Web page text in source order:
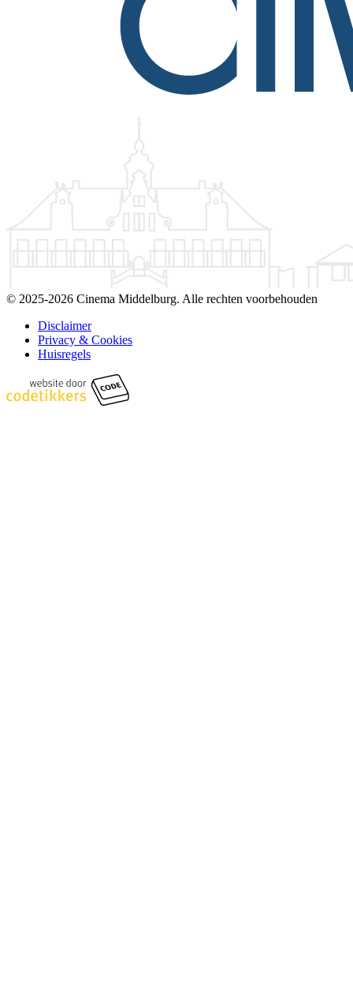
© 2025-2026 Cinema Middelburg. Alle rechten voorbehouden
Disclaimer
Privacy & Cookies
Huisregels